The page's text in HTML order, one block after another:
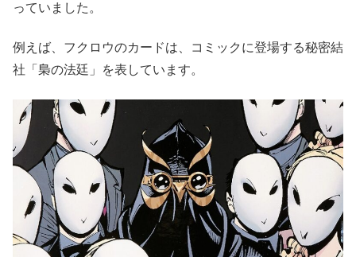
っていました。
例えば、フクロウのカードは、コミックに登場する秘密結
社「梟の法廷」を表しています。